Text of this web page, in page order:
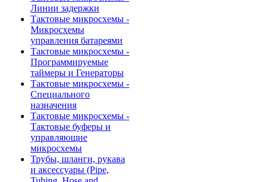
Линии задержки
Тактовые микросхемы -
Микросхемы
управления батареями
Тактовые микросхемы -
Программируемые
таймеры и Генераторы
Тактовые микросхемы -
Специального
назначения
Тактовые микросхемы -
Тактовые буферы и
управляющие
микросхемы
Трубы, шланги, рукава
и аксессуары (Pipe,